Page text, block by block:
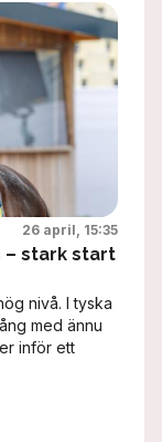
26 april, 15:35
– stark start
nivå. I tyska
med ännu
inför ett